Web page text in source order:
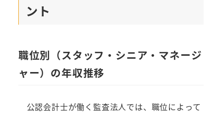
ント
職位別（スタッフ・シニア・マネージ
ャー）の年収推移
公認会計士が働く監査法人では、職位によって